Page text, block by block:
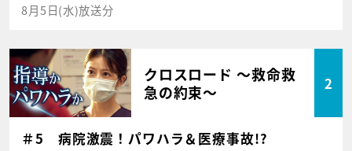
8月5日(水)放送分
クロスロード ～救命救
急の約束～
2
＃5 病院激震！パワハラ＆医療事故!?